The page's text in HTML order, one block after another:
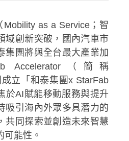
as a Service；智
域創新突破，國內汽車市
集團將與全台最大產業加
Accelerator（簡稱
立「和泰集團x StarFab
於AI賦能移動服務與提升
吸引海內外眾多具潛力的
共同探索並創造未來智慧
可能性。